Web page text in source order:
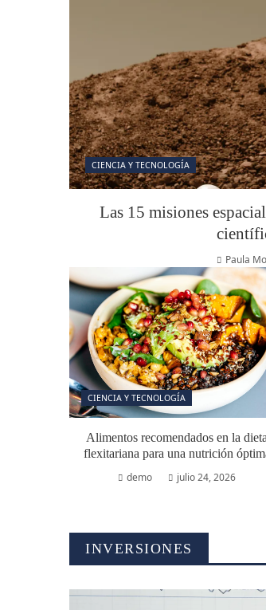
CIENCIA Y TECNOLOGÍA
Las 15 misiones
Paula
CIENCIA Y TECNOLOGÍA
Alimentos recomendados en la dieta
flexitariana para una nutrición
demo
julio 24, 2026
INVERSIONES